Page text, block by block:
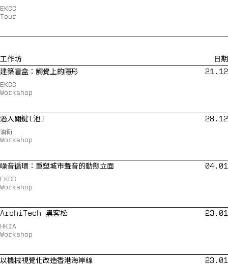
EKCC
Tour
工作坊
日期
建築盲盒：觸覺上的隱形
EKCC
Workshop
21.12
潛入關鍵[池]
油街
Workshop
28.12
噪音循環：重塑城市聲音的動態立面
EKCC
Workshop
04.01
ArchiTech 黑客松
HKIA
Workshop
23.01
以機械視覺化改造香港海岸線 23.01